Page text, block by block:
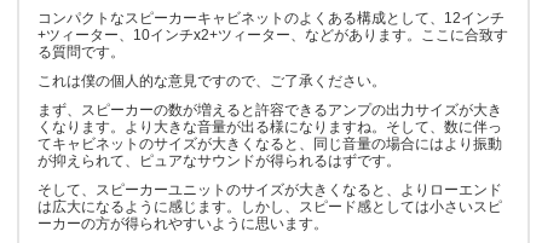
コンパクトなスピーカーキャビネットのよくある構成として、12インチ
+ツィーター、10インチx2+ツィーター、などがあります。ここに合致す
る質問です。
これは僕の個人的な意見ですので、ご了承ください。
まず、スピーカーの数が増えると許容できるアンプの出力サイズが大き
くなります。より大きな音量が出る様になりますね。そして、数に伴っ
てキャビネットのサイズが大きくなると、同じ音量の場合にはより振動
が抑えられて、ピュアなサウンドが得られるはずです。
そして、スピーカーユニットのサイズが大きくなると、よりローエンド
は広大になるように感じます。しかし、スピード感としては小さいスピ
ーカーの方が得られやすいように思います。